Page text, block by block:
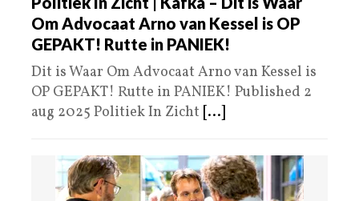
Om Advocaat Arno van Kessel is OP
GEPAKT! Rutte in PANIEK!
Dit is Waar Om Advocaat Arno van Kessel is
OP GEPAKT! Rutte in PANIEK! Published 2
aug 2025 Politiek In Zicht [...]